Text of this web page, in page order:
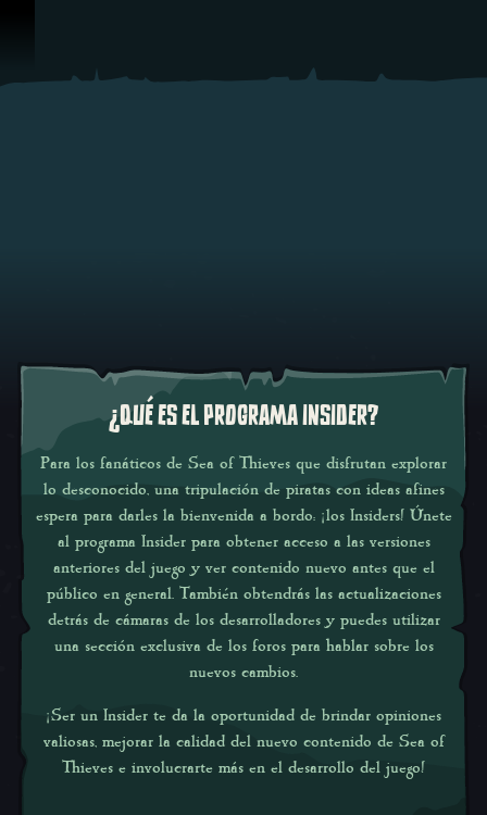
¿QUÉ ES EL PROGRAMA INSIDER?
Para los fanáticos de Sea of Thieves que disfrutan explorar
lo desconocido,una tripulación de piratas con ideas afines
espera para darles la bienvenida a bordo: ¡los Insiders! Únete
al programa Insider para obtener acceso a las versiones
anteriores del juego y ver contenido nuevo antes que el
público en general. También obtendrás las actualizaciones
detrás de cámaras de los desarrolladores y puedes utilizar
una sección exclusiva de los foros para hablar sobre los
nuevos cambios.
¡Ser un Insider te da la oportunidad de brindar opiniones
valiosas, mejorar la calidad del nuevo contenido de Sea of
Thieves e involucrarte más en el desarrollo del juego!